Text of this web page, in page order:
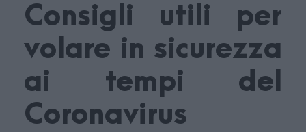
Consigli utili per
volare in sicurezza
ai tempi del
Coronavirus